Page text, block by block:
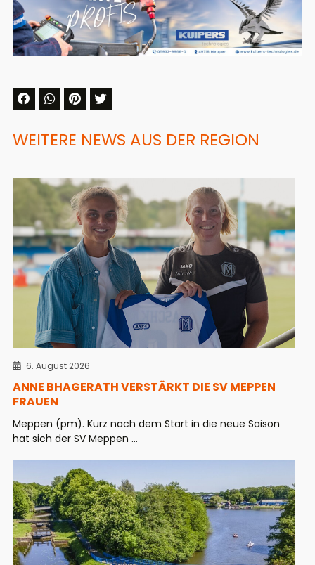
WEITERE NEWS AUS DER REGION
6. August 2026
ANNE BHAGERATH VERSTÄRKT DIE SV MEPPEN
FRAUEN
Meppen (pm). Kurz nach dem Start in die neue Saison
hat sich der SV Meppen ...